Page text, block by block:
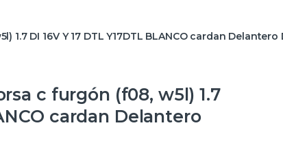
1.7 DI 16V Y 17 DTL Y17DTL BLANCO cardan
c furgón (f08, w5l) 1.7
cardan Delantero